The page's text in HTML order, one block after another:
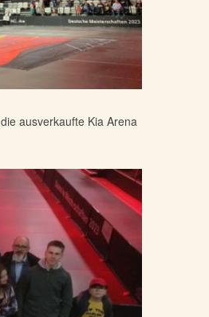
ausverkaufte Kia Arena